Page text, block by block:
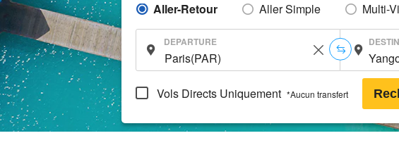
Aller-Retour Aller Simple Multi-
DEPARTURE
Vols Directs Uniquement *Aucun transfert